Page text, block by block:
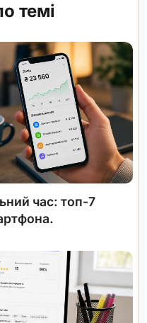
темі
час: топ-7